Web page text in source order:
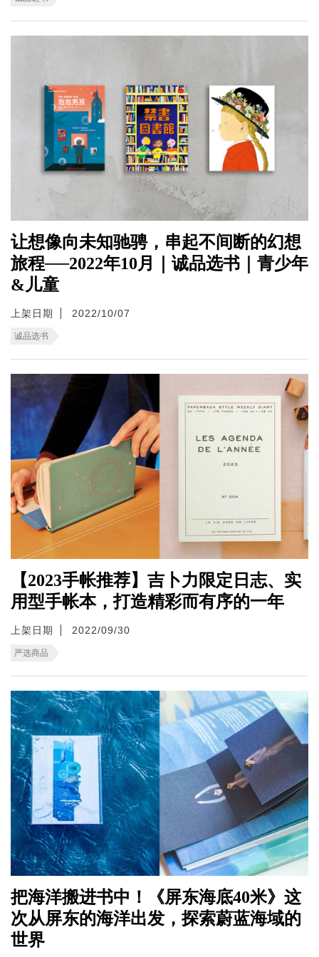
让想像向未知驰骋，串起不间断的幻想
旅程──2022年10月｜诚品选书｜青少年
&儿童
上架日期 2022/10/07
诚品选书
【2023手帐推荐】吉卜力限定日志、实
用型手帐本，打造精彩而有序的一年
上架日期 2022/09/30
严选商品
把海洋搬进书中！《屏东海底40米》这
次从屏东的海洋出发，探索蔚蓝海域的
世界